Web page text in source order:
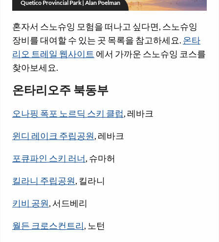
Quetico Provincial Park | Alan Poelman
혼자서 스노슈잉 모험을 떠나고 싶다면, 스노슈잉
장비를 대여할 수 있는 곳 목록을 참고하세요. 온타
리오 트레일 웹사이트 에서 가까운 스노슈잉 코스를
찾아보세요.
온타리오주 북동부
오나핑 폭포 노르딕 스키 클럽, 레바크
윈디 레이크 주립공원, 레바크
포큐파인 스키 러너, 슈마허
킬라니 주립공원, 킬라니
키비 공원, 서드베리
월든 크로스컨트리, 노턴